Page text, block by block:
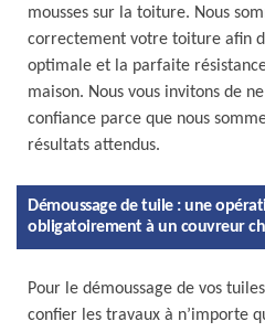
mousses sur la toiture. Nous
correctement votre toiture afin
optimale et la parfaite
maison. Nous vous invitons de
confiance parce que nous
résultats attendus.
Démoussage de tuile : une
obligatoirement à un couvreur
Pour le démoussage de vos
confier les travaux à n’importe